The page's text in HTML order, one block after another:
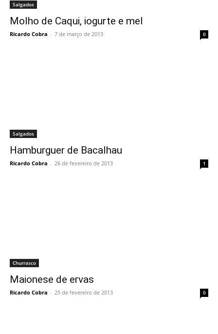
Salgados
Molho de Caqui, iogurte e mel
Ricardo Cobra - 7 de março de 2013 0
Salgados
Hamburguer de Bacalhau
Ricardo Cobra - 26 de fevereiro de 2013 1
Churrasco
Maionese de ervas
Ricardo Cobra - 25 de fevereiro de 2013 0